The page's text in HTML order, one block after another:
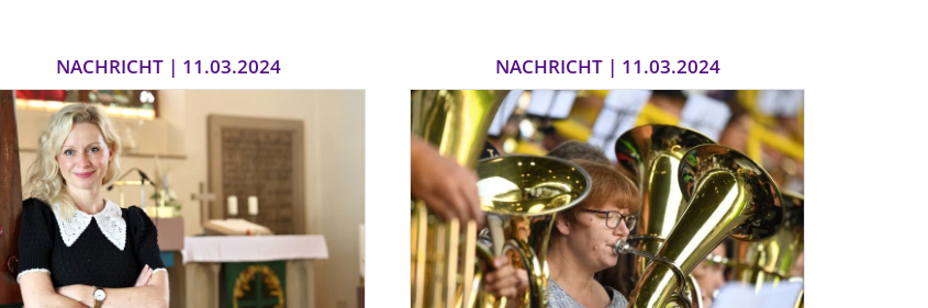
NACHRICHT | 11.03.2024 NACHRICHT | 11.03.2024